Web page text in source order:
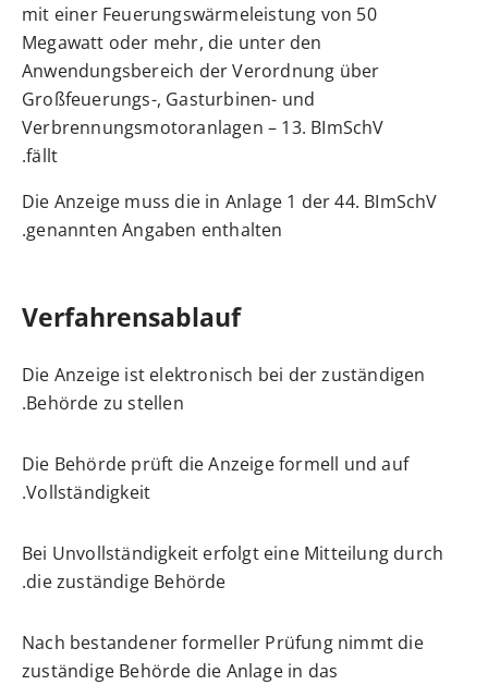
mit einer Feuerungswärmeleistung von 50
Megawatt oder mehr, die unter den
Anwendungsbereich der Verordnung über
Großfeuerungs-, Gasturbinen- und
Verbrennungsmotoranlagen – 13. BImSchV
fällt.
Die Anzeige muss die in Anlage 1 der 44. BImSchV
genannten Angaben enthalten.
Verfahrensablauf
Die Anzeige ist elektronisch bei der zuständigen
Behörde zu stellen.
Die Behörde prüft die Anzeige formell und auf
Vollständigkeit.
Bei Unvollständigkeit erfolgt eine Mitteilung durch
die zuständige Behörde.
Nach bestandener formeller Prüfung nimmt die
zuständige Behörde die Anlage in das